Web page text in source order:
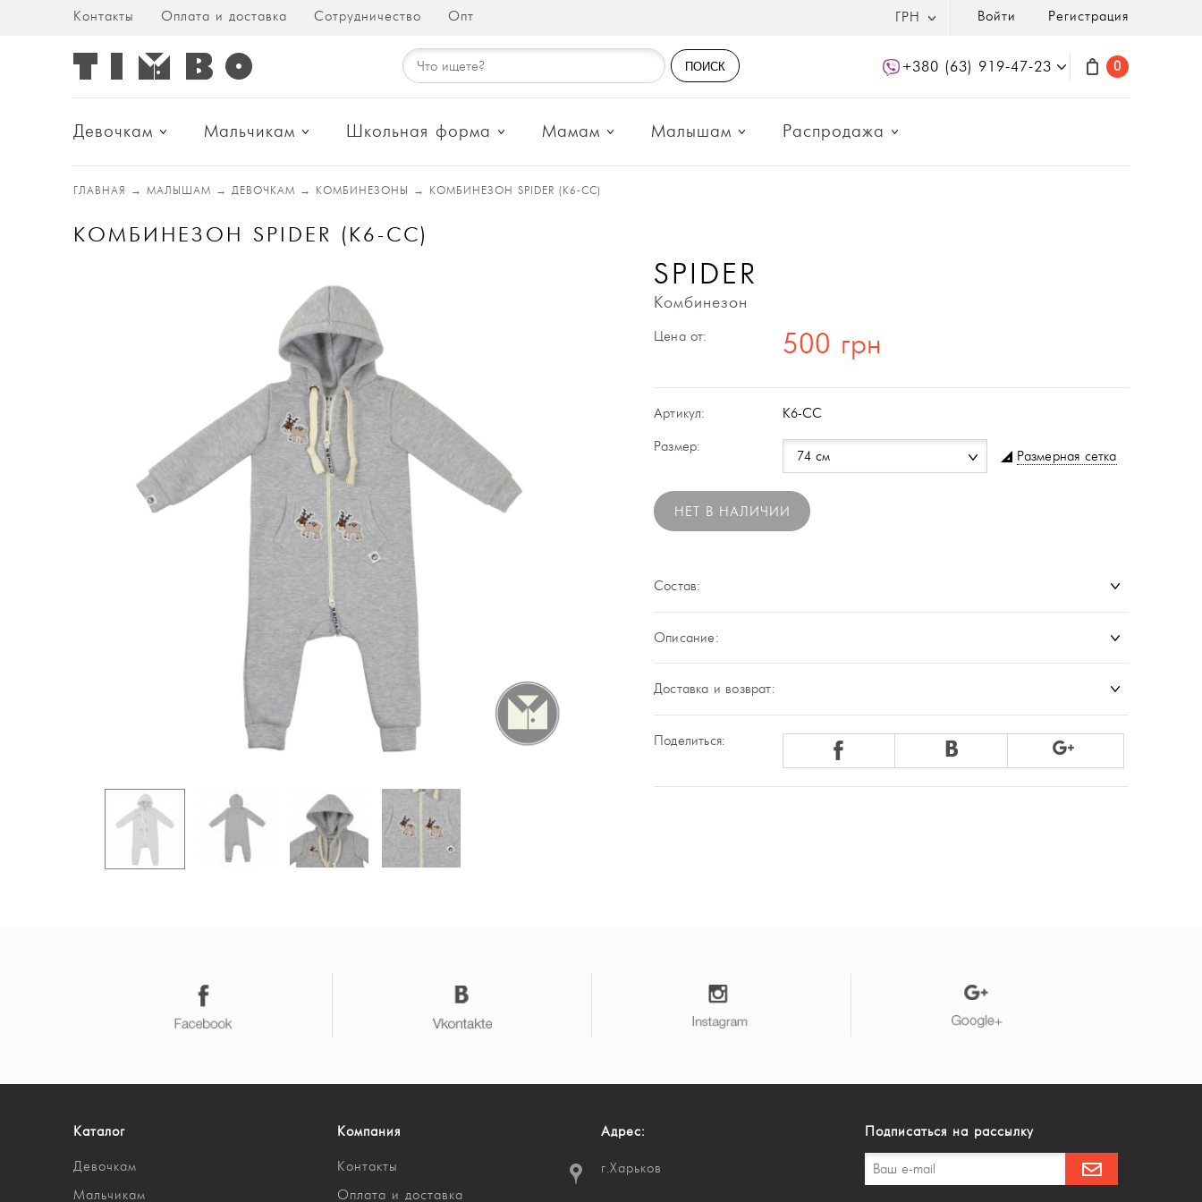
Контакты Оплата и доставка Сотрудничество Опт ГРН Войти Регистрация
+380 (63) 919-47-23 0
ПОИСК
Девочкам Мальчикам Школьная форма Мамам Малышам Распродажа
ГЛАВНАЯ → МАЛЫШАМ → ДЕВОЧКАМ → КОМБИНЕЗОНЫ → КОМБИНЕЗОН SPIDER (К6-СС)
КОМБИНЕЗОН SPIDER (К6-СС)
SPIDER
Комбинезон
Цена от: 500 грн
Артикул: К6-СС
Размер:
74 см Размерная сетка
НЕТ В НАЛИЧИИ
Состав:
Описание:
Доставка и возврат:
Поделиться:
Каталог
Девочкам
Мальчикам
Компания
Контакты
Оплата и доставка
Адрес:
г.Харьков
Подписаться на рассылку